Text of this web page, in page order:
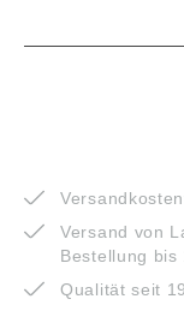
Versand von
Bestellung bis
Qualität seit